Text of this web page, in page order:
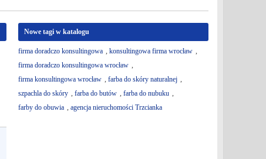
Nowe tagi w katalogu
firma doradczo konsultingowa , konsultingowa firma wrocław ,
firma doradczo konsultingowa wrocław ,
firma konsultingowa wrocław , farba do skóry naturalnej ,
szpachla do skóry , farba do butów , farba do nubuku ,
farby do obuwia , agencja nieruchomości Trzcianka